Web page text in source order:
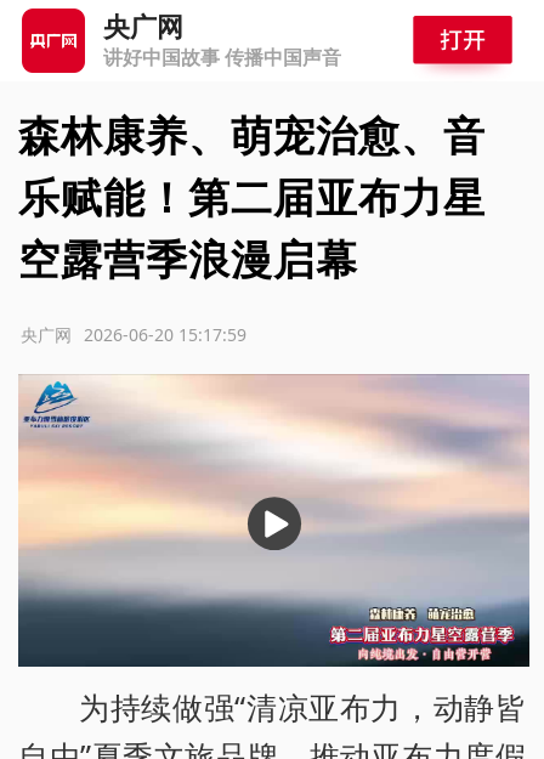
央广网
讲好中国故事 传播中国声音
森林康养、萌宠治愈、音
乐赋能！第二届亚布力星
空露营季浪漫启幕
2026-06-20 15:17:59
央广网
播
放
为持续做强“清凉亚布力，动静皆